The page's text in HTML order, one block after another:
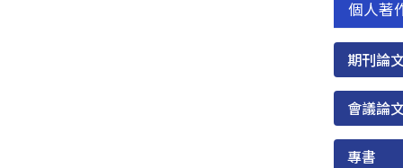
個人著
期刊論
會議論
專書